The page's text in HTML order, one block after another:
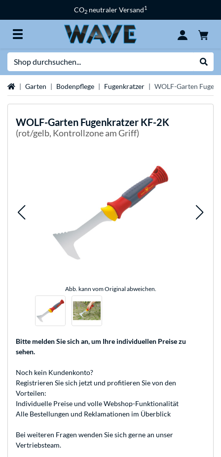
CO2 neutraler Versand1
StartseiteGarten Bodenpflege Fugenkratzer WOLF-Garten
WOLF-Garten Fugenkratzer KF-2K
(rot/gelb, Kontrollzone am Griff)
Abb. kann vom Original abweichen.
Bitte melden Sie sich an, um Ihre individuellen Preise zu
sehen.
Noch kein Kundenkonto?
Registrieren Sie sich jetzt und profitieren Sie von den
Vorteilen:
Individuelle Preise und volle Webshop-Funktionalität
Alle Bestellungen und Reklamationen im Überblick
Bei weiteren Fragen wenden Sie sich gerne an unser
Vertriebsteam.